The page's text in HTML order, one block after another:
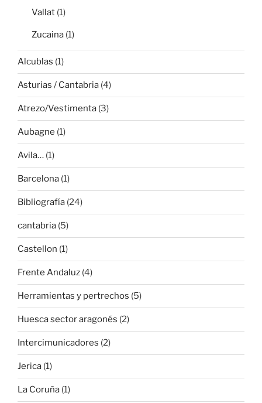
Vallat (1)
Zucaina (1)
Alcublas (1)
Asturias / Cantabria (4)
Atrezo/Vestimenta (3)
Aubagne (1)
Avila… (1)
Barcelona (1)
Bibliografía (24)
cantabria (5)
Castellon (1)
Frente Andaluz (4)
Herramientas y pertrechos (5)
Huesca sector aragonés (2)
Intercimunicadores (2)
Jerica (1)
La Coruña (1)